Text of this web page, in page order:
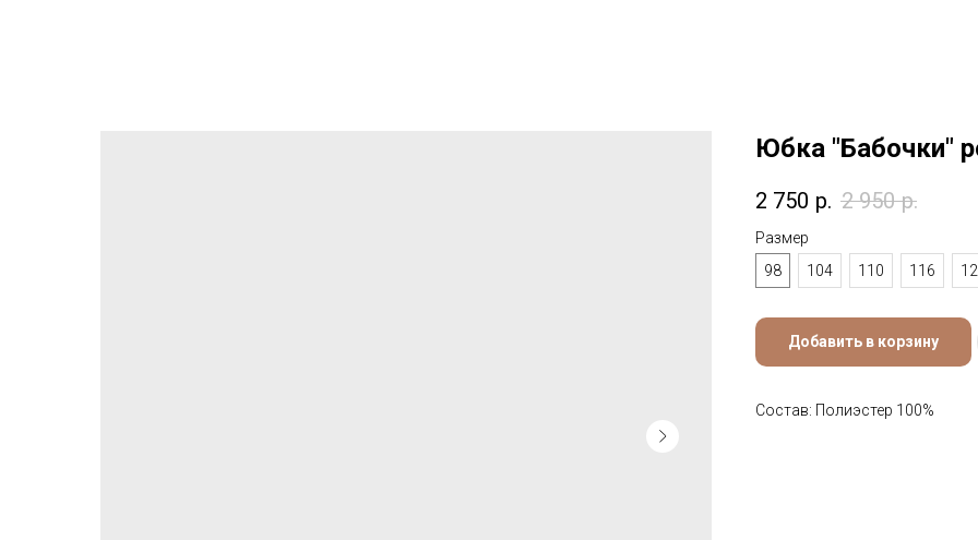
Юбка "Бабочки"
2 750 р. 2 950 р.
Размер
98
104 110 116
Добавить в корзину
Состав: Полиэстер 100%